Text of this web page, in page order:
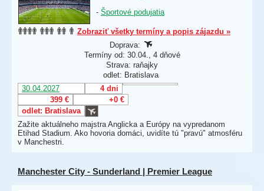
- Športové podujatia
Zobraziť všetky termíny a popis zájazdu »
Doprava:
Termíny od: 30.04., 4 dňové
Strava: raňajky
odlet: Bratislava
30.04.2027
4 dni
399 €
+0 €
odlet: Bratislava
Zažite aktuálneho majstra Anglicka a Európy na vypredanom
Etihad Stadium. Ako hovoria domáci, uvidíte tú "pravú" atmosféru
v Manchestri.
Manchester City - Sunderland | Premier League